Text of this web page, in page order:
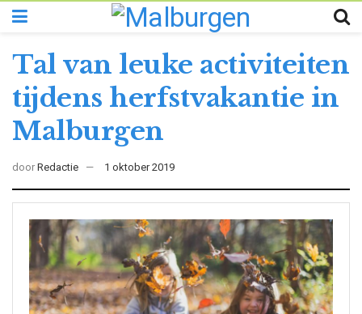
Tal van leuke activiteiten
tijdens herfstvakantie in
Malburgen
door Redactie 1 oktober 2019